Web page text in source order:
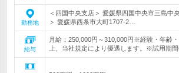
勤務地
＜四国中央支店＞ 愛媛県四国中央市三島中
＞ 愛媛県西条市大町1707-2…
給与
月給：250,000円～310,000円※経験・年齢
上、当社規定により優遇します。※試用期